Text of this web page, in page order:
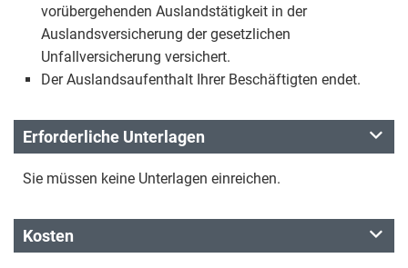
vorübergehenden Auslandstätigkeit in der
Auslandsversicherung der gesetzlichen
Unfallversicherung versichert.
Der Auslandsaufenthalt Ihrer Beschäftigten endet.
Erforderliche Unterlagen
Sie müssen keine Unterlagen einreichen.
Kosten